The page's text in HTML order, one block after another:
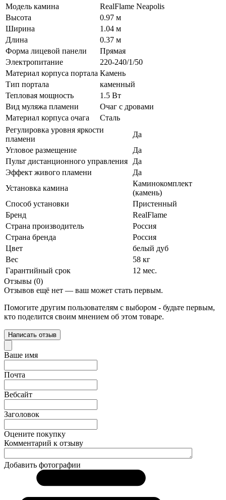
Модель камина
RealFlame Neapolis
Высота
0.97 м
Ширина
1.04 м
Длина
0.37 м
Форма лицевой панели
Прямая
Электропитание
220-240/1/50
Материал корпуса портала Камень
Тип портала
каменный
Тепловая мощность
1.5 Вт
Вид муляжа пламени
Очаг с дровами
Материал корпуса очага
Сталь
Регулировка уровня яркости
пламени
Да
Угловое размещение
Да
Пульт дистанционного управления
Да
Эффект живого пламени
Да
Установка камина
Каминокомплект
(камень)
Способ установки
Пристенный
Бренд
RealFlame
Страна производитель
Россия
Страна бренда
Россия
Цвет
белый дуб
Вес
58 кг
Гарантийный срок
12 мес.
Отзывы (0)
Отзывов ещё нет — ваш может стать первым.
Помогите другим пользователям с выбором - будьте первым,
кто поделится своим мнением об этом товаре.
Написать отзыв
Ваше имя
Почта
Вебсайт
Заголовок
Оцените покупку
Комментарий к отзыву
Добавить фотографии